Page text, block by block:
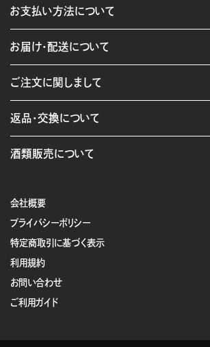
会社概要
プライバシーポリシー
特定商取引に基づく表示
利用規約
お問い合わせ
ご利用ガイド
お支払い方法について
お届け・配送について
ご注文に関しまして
返品・交換について
酒類販売について